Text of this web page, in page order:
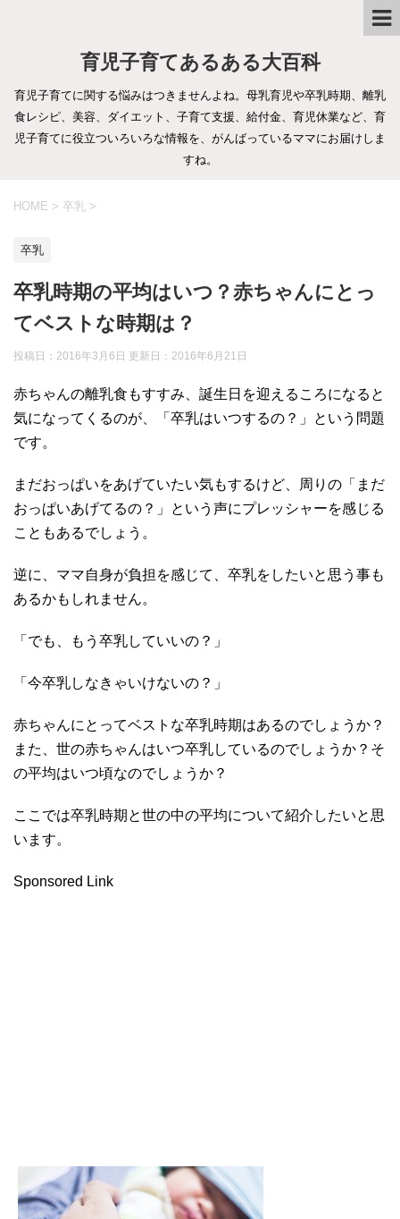
育児子育てあるある大百科
育児子育てに関する悩みはつきませんよね。母乳育児や卒乳時期、離乳
食レシピ、美容、ダイエット、子育て支援、給付金、育児休業など、育
児子育てに役立ついろいろな情報を、がんばっているママにお届けしま
すね。
HOME > 卒乳 >
卒乳
卒乳時期の平均はいつ？赤ちゃんにとっ
てベストな時期は？
投稿日：2016年3月6日 更新日： 2016年6月21日
赤ちゃんの離乳食もすすみ、誕生日を迎えるころになると
気になってくるのが、「卒乳はいつするの？」という問題
です。
まだおっぱいをあげていたい気もするけど、周りの「まだ
おっぱいあげてるの？」という声にプレッシャーを感じる
こともあるでしょう。
逆に、ママ自身が負担を感じて、卒乳をしたいと思う事も
あるかもしれません。
「でも、もう卒乳していいの？」
「今卒乳しなきゃいけないの？」
赤ちゃんにとってベストな卒乳時期はあるのでしょうか？
また、世の赤ちゃんはいつ卒乳しているのでしょうか？そ
の平均はいつ頃なのでしょうか？
ここでは卒乳時期と世の中の平均について紹介したいと思
います。
Sponsored Link